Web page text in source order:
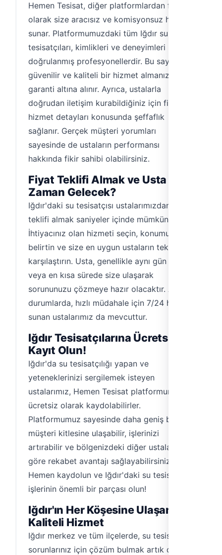
Hemen Tesisat, diğer platformlardan farklı
olarak size aracısız ve komisyonsuz hizmet
sunar. Platformumuzdaki tüm Iğdır su
tesisatçıları, kimlikleri ve deneyimleri
doğrulanmış profesyonellerdir. Bu sayede
güvenilir ve kaliteli bir hizmet almanız
garanti altına alınır. Ayrıca, ustalarla
doğrudan iletişim kurabildiğiniz için fiyat ve
hizmet detayları konusunda şeffaflık
sağlanır. Gerçek müşteri yorumları
sayesinde de ustaların performansı
hakkında fikir sahibi olabilirsiniz.
Fiyat Teklifi Almak ve Usta Ne
Zaman Gelecek?
Iğdır'daki su tesisatçısı ustalarımızdan fiyat
teklifi almak saniyeler içinde mümkün.
İhtiyacınız olan hizmeti seçin, konumunuzu
belirtin ve size en uygun ustaların tekliflerini
karşılaştırın. Usta, genellikle aynı gün içinde
veya en kısa sürede size ulaşarak
sorununuzu çözmeye hazır olacaktır. Acil
durumlarda, hızlı müdahale için 7/24 hizmet
sunan ustalarımız da mevcuttur.
Iğdır Tesisatçılarına Ücretsiz
Kayıt Olun!
Iğdır'da su tesisatçılığı yapan ve
yeteneklerinizi sergilemek isteyen
ustalarımız, Hemen Tesisat platformuna
ücretsiz olarak kaydolabilirler.
Platformumuz sayesinde daha geniş bir
müşteri kitlesine ulaşabilir, işlerinizi
artırabilir ve bölgenizdeki diğer ustalara
göre rekabet avantajı sağlayabilirsiniz.
Hemen kaydolun ve Iğdır'daki su tesisatı
işlerinin önemli bir parçası olun!
Iğdır'ın Her Köşesine Ulaşan
Kaliteli Hizmet
Iğdır merkez ve tüm ilçelerde, su tesisatı
sorunlarınız için çözüm bulmak artık çok